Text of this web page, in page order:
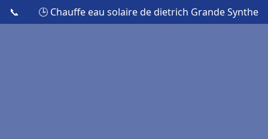
📞 🕒 Chauffe eau solaire de dietrich Grande Synthe